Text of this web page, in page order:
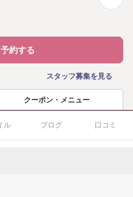
約する
スタッフ募集を見る
クーポン・メニュー
ル ブログ 口コミ